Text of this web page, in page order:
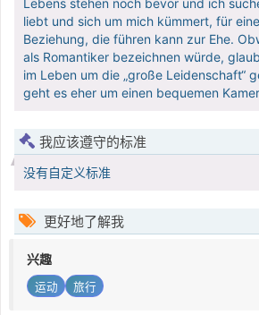
Lebens stehen noch bevor und ich
liebt und sich um mich kümmert, für
Beziehung, die führen kann zur Ehe.
als Romantiker bezeichnen würde,
im Leben um die „große Leidenschaft“
geht es eher um einen bequemen
我应该遵守的标准
没有自定义标准
更好地了解我
兴趣
运动 旅行